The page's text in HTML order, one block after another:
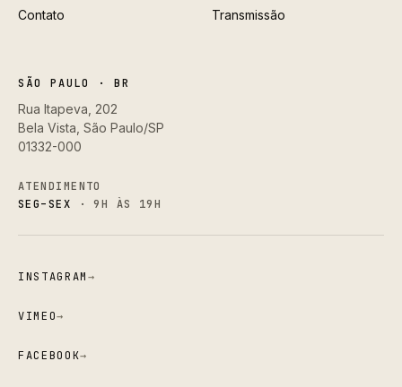
Contato Transmissão
SÃO PAULO · BR
Rua Itapeva, 202
Bela Vista, São Paulo/SP
01332-000
ATENDIMENTO
SEG–SEX · 9H ÀS 19H
INSTAGRAM→
VIMEO→
FACEBOOK→